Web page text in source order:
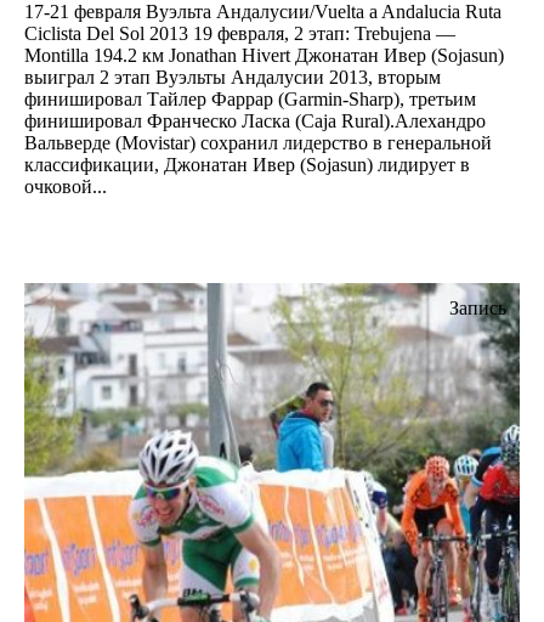
17-21 февраля Вуэльта Андалусии/Vuelta a Andalucia Ruta
Ciclista Del Sol 2013 19 февраля, 2 этап: Trebujena —
Montilla 194.2 км Jonathan Hivert Джонатан Ивер (Sojasun)
выиграл 2 этап Вуэльты Андалусии 2013, вторым
финишировал Тайлер Фаррар (Garmin-Sharp), третьим
финишировал Франческо Ласка (Caja Rural).Алехандро
Вальверде (Movistar) сохранил лидерство в генеральной
классификации, Джонатан Ивер (Sojasun) лидирует в
очковой...
Запись